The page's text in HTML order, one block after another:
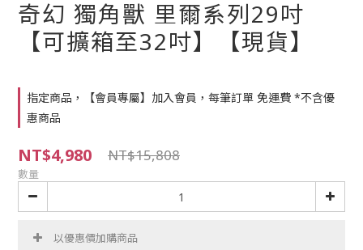
奇幻 獨角獸 里爾系列29吋
【可擴箱至32吋】【現貨】
指定商品，【會員專屬】加入會員，每筆訂單 免運費 *不含優
惠商品
NT$4,980 NT$15,808
數量
以優惠價加購商品